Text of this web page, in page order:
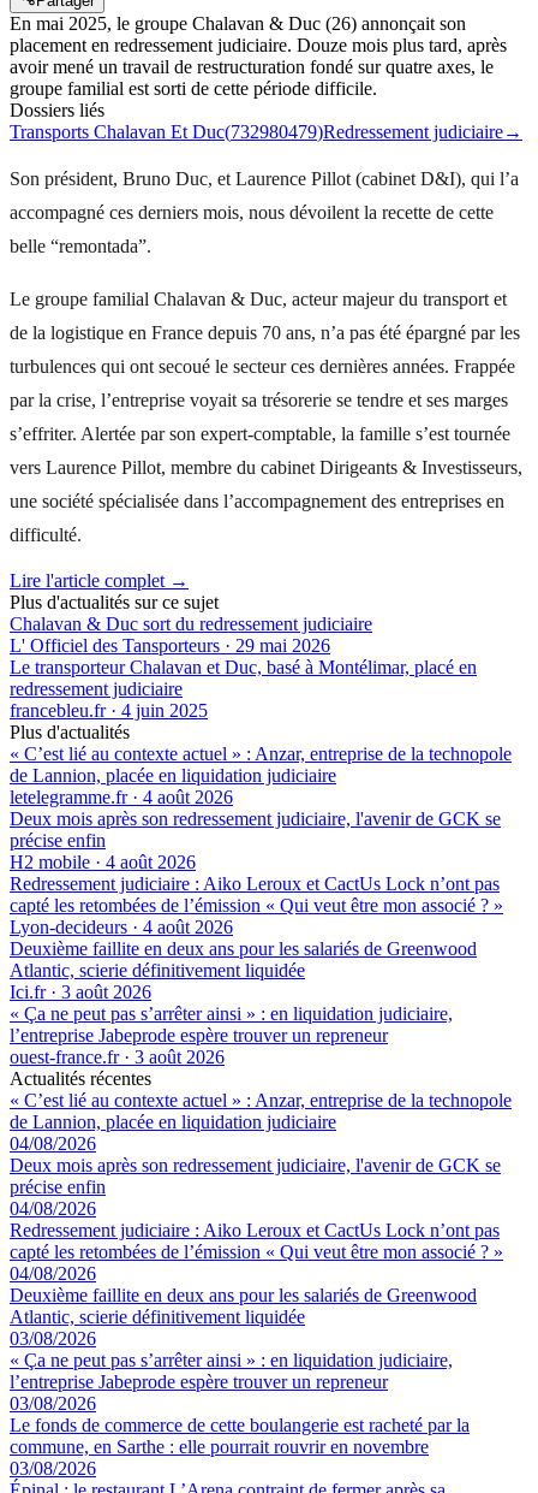
En mai 2025, le groupe Chalavan & Duc (26) annonçait son
placement en redressement judiciaire. Douze mois plus tard, après
avoir mené un travail de restructuration fondé sur quatre axes, le
groupe familial est sorti de cette période difficile.
Dossiers liés
Transports Chalavan Et Duc(732980479)Redressement judiciaire→
Son président, Bruno Duc, et Laurence Pillot (cabinet D&I), qui l’a
accompagné ces derniers mois, nous dévoilent la recette de cette
belle “remontada”.
Le groupe familial Chalavan & Duc, acteur majeur du transport et
de la logistique en France depuis 70 ans, n’a pas été épargné par les
turbulences qui ont secoué le secteur ces dernières années. Frappée
par la crise, l’entreprise voyait sa trésorerie se tendre et ses marges
s’effriter. Alertée par son expert-comptable, la famille s’est tournée
vers Laurence Pillot, membre du cabinet Dirigeants & Investisseurs,
une société spécialisée dans l’accompagnement des entreprises en
difficulté.
Lire l'article complet →
Plus d'actualités sur ce sujet
Chalavan & Duc sort du redressement judiciaire
L' Officiel des Tansporteurs · 29 mai 2026
Le transporteur Chalavan et Duc, basé à Montélimar, placé en
redressement judiciaire
francebleu.fr· 4 juin 2025
Plus d'actualités
« C’est lié au contexte actuel » : Anzar, entreprise de la technopole
de Lannion, placée en liquidation judiciaire
letelegramme.fr· 4 août 2026
Deux mois après son redressement judiciaire, l'avenir de GCK se
précise enfin
H2 mobile · 4 août 2026
Redressement judiciaire : Aiko Leroux et CactUs Lock n’ont pas
capté les retombées de l’émission « Qui veut être mon associé ? »
Lyon-decideurs · 4 août 2026
Deuxième faillite en deux ans pour les salariés de Greenwood
Atlantic, scierie définitivement liquidée
Ici.fr· 3 août 2026
« Ça ne peut pas s’arrêter ainsi » : en liquidation judiciaire,
l’entreprise Jabeprode espère trouver un repreneur
ouest-france.fr· 3 août 2026
Actualités récentes
« C’est lié au contexte actuel » : Anzar, entreprise de la technopole
de Lannion, placée en liquidation judiciaire
04/08/2026
Deux mois après son redressement judiciaire, l'avenir de GCK se
précise enfin
04/08/2026
Redressement judiciaire : Aiko Leroux et CactUs Lock n’ont pas
capté les retombées de l’émission « Qui veut être mon associé ? »
04/08/2026
Deuxième faillite en deux ans pour les salariés de Greenwood
Atlantic, scierie définitivement liquidée
03/08/2026
« Ça ne peut pas s’arrêter ainsi » : en liquidation judiciaire,
l’entreprise Jabeprode espère trouver un repreneur
03/08/2026
Le fonds de commerce de cette boulangerie est racheté par la
commune, en Sarthe : elle pourrait rouvrir en novembre
03/08/2026